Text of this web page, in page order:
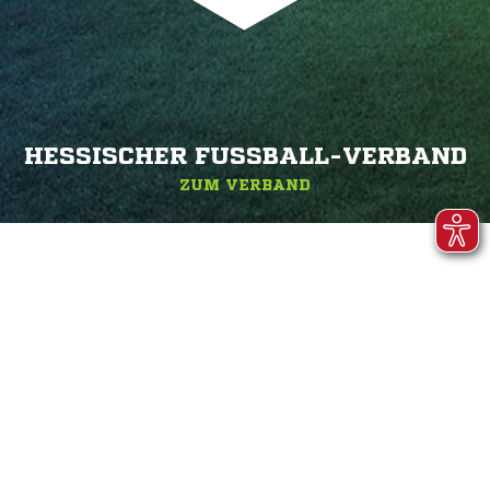
HESSISCHER FUSSBALL-VERBAND
ZUM VERBAND